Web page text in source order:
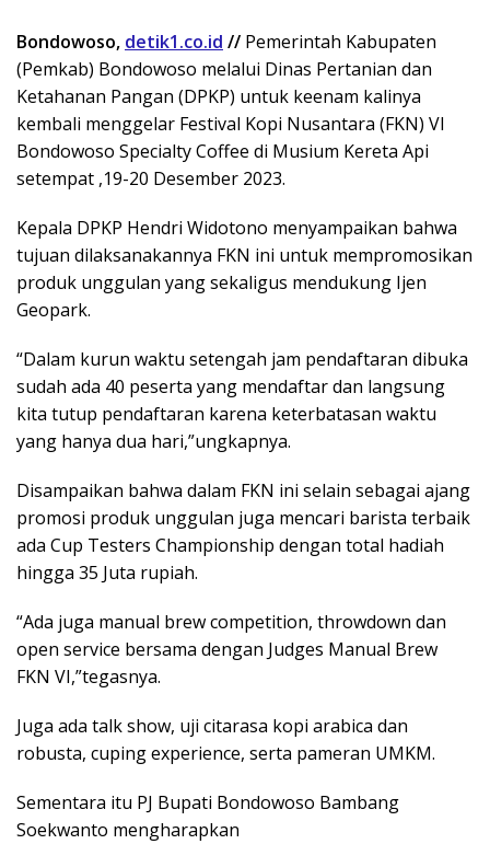
Bondowoso, detik1.co.id // Pemerintah Kabupaten
(Pemkab) Bondowoso melalui Dinas Pertanian dan
Ketahanan Pangan (DPKP) untuk keenam kalinya
kembali menggelar Festival Kopi Nusantara (FKN) VI
Bondowoso Specialty Coffee di Musium Kereta Api
setempat ,19-20 Desember 2023.
Kepala DPKP Hendri Widotono menyampaikan bahwa
tujuan dilaksanakannya FKN ini untuk mempromosikan
produk unggulan yang sekaligus mendukung Ijen
Geopark.
“Dalam kurun waktu setengah jam pendaftaran dibuka
sudah ada 40 peserta yang mendaftar dan langsung
kita tutup pendaftaran karena keterbatasan waktu
yang hanya dua hari,”ungkapnya.
Disampaikan bahwa dalam FKN ini selain sebagai ajang
promosi produk unggulan juga mencari barista terbaik
ada Cup Testers Championship dengan total hadiah
hingga 35 Juta rupiah.
“Ada juga manual brew competition, throwdown dan
open service bersama dengan Judges Manual Brew
FKN VI,”tegasnya.
Juga ada talk show, uji citarasa kopi arabica dan
robusta, cuping experience, serta pameran UMKM.
Sementara itu PJ Bupati Bondowoso Bambang
Soekwanto mengharapkan